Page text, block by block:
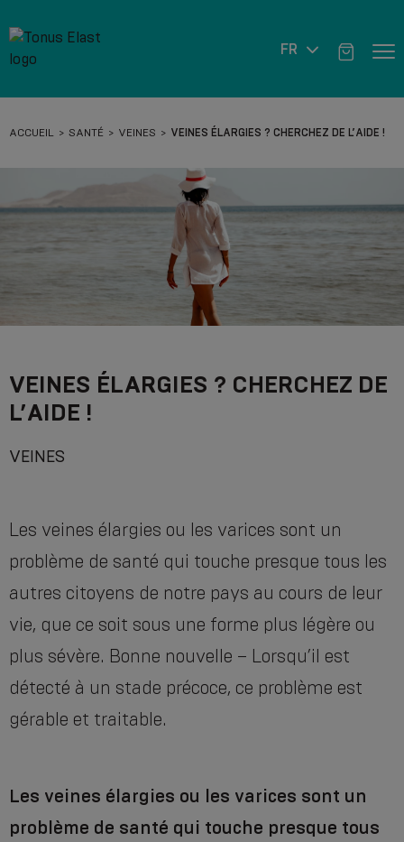
FR
ACCUEIL SANTÉ VEINES VEINES ÉLARGIES ? CHERCHEZ DE L’AIDE !
VEINES ÉLARGIES ? CHERCHEZ DE
L’AIDE !
VEINES
Les veines élargies ou les varices sont un
problème de santé qui touche presque tous les
autres citoyens de notre pays au cours de leur
vie, que ce soit sous une forme plus légère ou
plus sévère. Bonne nouvelle – Lorsqu’il est
détecté à un stade précoce, ce problème est
gérable et traitable.
Les veines élargies ou les varices sont un
problème de santé qui touche presque tous